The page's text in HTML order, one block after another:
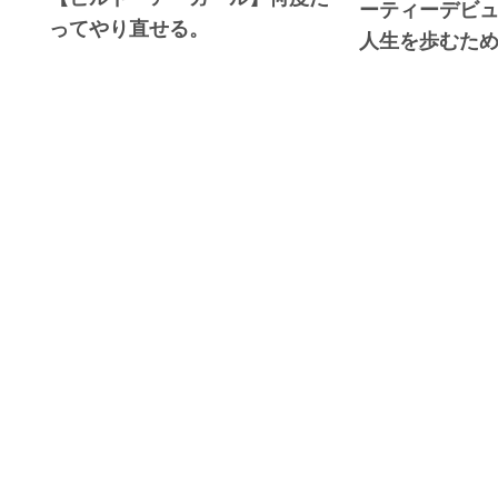
ってやり直せる。
ーティーデビ
人生を歩むため